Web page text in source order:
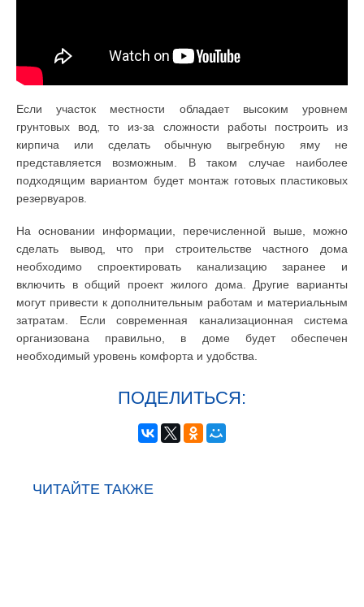
Если участок местности обладает высоким уровнем
грунтовых вод, то из-за сложности работы построить из
кирпича или сделать обычную выгребную яму не
представляется возможным. В таком случае наиболее
подходящим вариантом будет монтаж готовых пластиковых
резервуаров.
На основании информации, перечисленной выше, можно
сделать вывод, что при строительстве частного дома
необходимо спроектировать канализацию заранее и
включить в общий проект жилого дома. Другие варианты
могут привести к дополнительным работам и материальным
затратам. Если современная канализационная система
организована правильно, в доме будет обеспечен
необходимый уровень комфорта и удобства.
ПОДЕЛИТЬСЯ:
ЧИТАЙТЕ ТАКЖЕ